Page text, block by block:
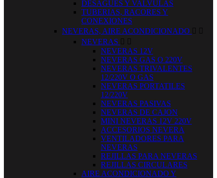
DESAGUES Y VALVULAS
TUBERIAS, RACORES Y
CONEXIONES
NEVERAS, AIRE ACONDICIONADO  
NEVERAS  
NEVERAS 12V
NEVERAS GAS O 220V
NEVERAS TRIVALENTES
12/220V O GAS
NEVERAS PORTATILES
12/220V
NEVERAS PASIVAS
NEVERAS DE CAJON
MINI NEVERAS 12V 220V
ACCESORIOS NEVERA
VENTILADORES PARA
NEVERAS
REJILLAS PARA NEVERAS
REJILLAS CIRCULARES
AIRE ACONDICIONADO Y